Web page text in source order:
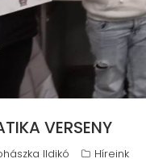
VERSENY
Ildikó Híreink